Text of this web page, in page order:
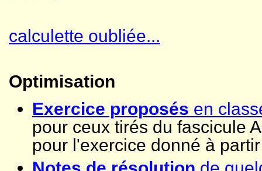
calculette oubliée...
Optimisation
Exercice proposés en
pour ceux tirés du fascicule
pour l'exercice donné à